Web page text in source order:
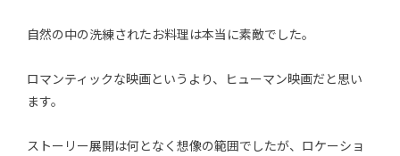
自然の中の洗練されたお料理は本当に素敵でした。
ロマンティックな映画というより、ヒューマン映画だと思い
ます。
ストーリー展開は何となく想像の範囲でしたが、ロケーショ